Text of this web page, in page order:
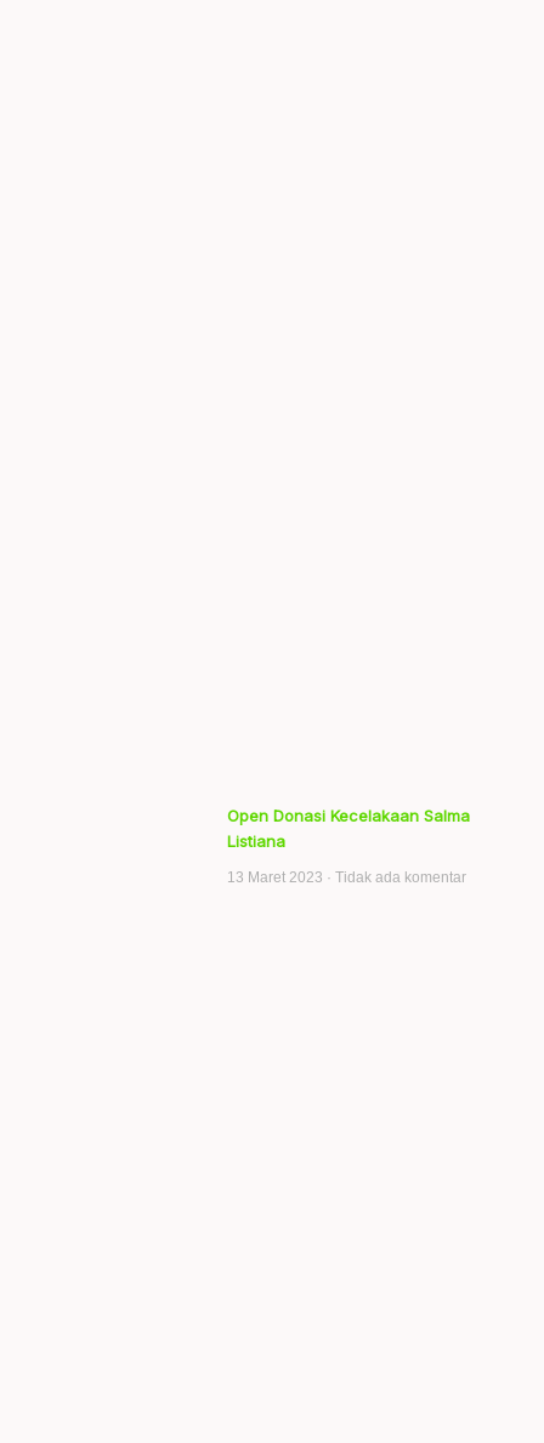
Open Donasi Kecelakaan Salma
Listiana
13 Maret 2023 Tidak ada komentar